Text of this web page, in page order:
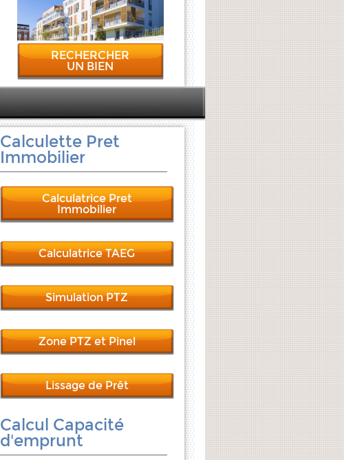
RECHERCHER
UN BIEN
Calculette Pret
Immobilier
Calculatrice Pret
Immobilier
Calculatrice TAEG
Simulation PTZ
Zone PTZ et Pinel
Lissage de Prêt
Calcul Capacité
d'emprunt